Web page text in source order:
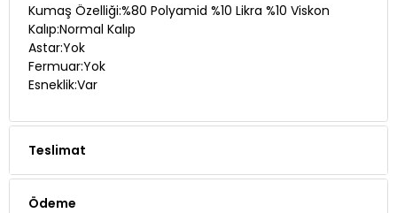
Kumaş Özelliği:%80 Polyamid %10 Likra %10 Viskon
Kalıp:Normal Kalıp
Astar:Yok
Fermuar:Yok
Esneklik:Var
Teslimat
Ödeme